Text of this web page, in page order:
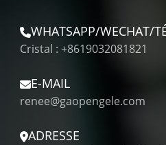
WHATSAPP/WECHAT/
Cristal : +8619032081821
E-MAIL
renee@gaopengele.com
ADRESSE